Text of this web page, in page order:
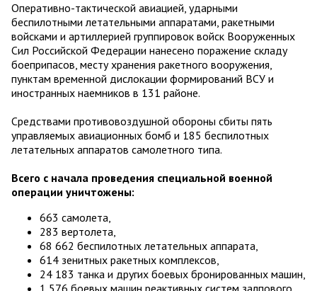
Оперативно-тактической авиацией, ударными
беспилотными летательными аппаратами, ракетными
войсками и артиллерией группировок войск Вооруженных
Сил Российской Федерации нанесено поражение складу
боеприпасов, месту хранения ракетного вооружения,
пунктам временной дислокации формирований ВСУ и
иностранных наемников в 131 районе.
Средствами противовоздушной обороны сбиты пять
управляемых авиационных бомб и 185 беспилотных
летательных аппаратов самолетного типа.
Всего с начала проведения специальной военной
операции уничтожены:
663 самолета,
283 вертолета,
68 662 беспилотных летательных аппарата,
614 зенитных ракетных комплексов,
24 183 танка и других боевых бронированных машин,